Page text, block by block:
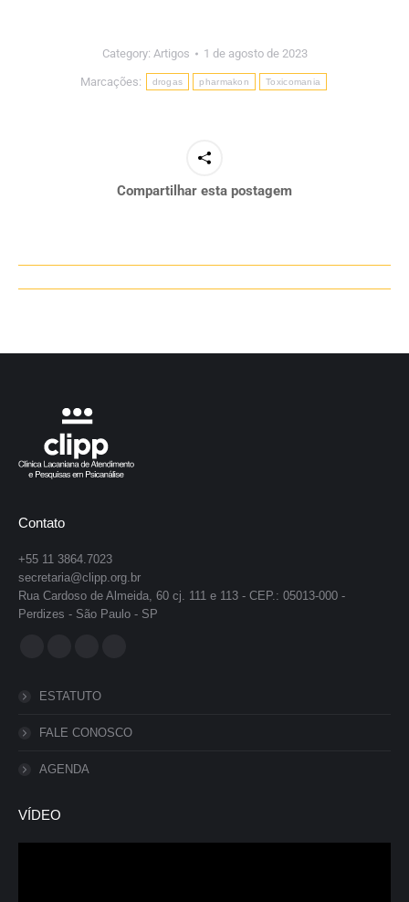
Category: Artigos 1 de agosto de 2023
Marcações: drogas pharmakon Toxicomania
Compartilhar esta postagem
Navegação
post:
Contato
+55 11 3864.7023
secretaria@clipp.org.br
Rua Cardoso de Almeida, 60 cj. 111 e 113 - CEP.: 05013-000 -
Perdizes - São Paulo - SP
opens
window
opens
in
window
opens
in
window
in
ESTATUTO
FALE CONOSCO
AGENDA
VÍDEO